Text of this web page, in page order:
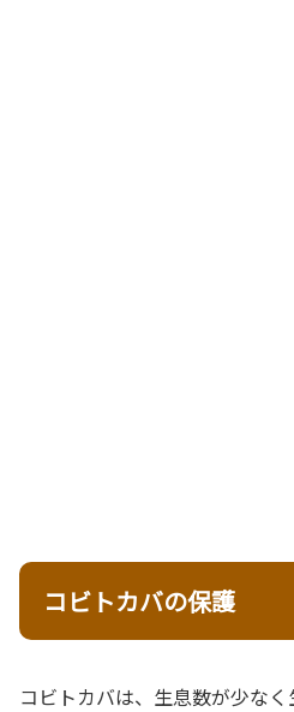
コビトカバの保護
コビトカバは、生息数が少な